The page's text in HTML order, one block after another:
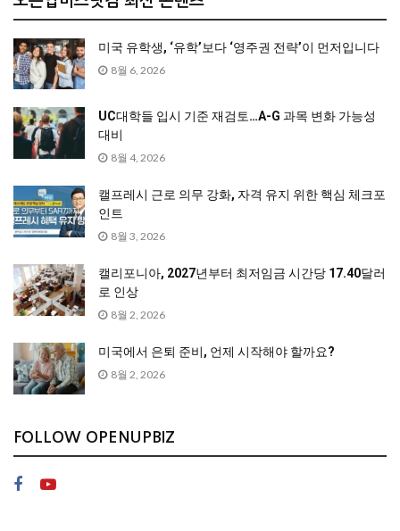
미국 유학생, ‘유학’보다 ‘영주권 전략’이 먼저입니다
8월 6, 2026
UC대학들 입시 기준 재검토…A-G 과목 변화 가능성
대비
8월 4, 2026
캘프레시 근로 의무 강화, 자격 유지 위한 핵심 체크포
인트
8월 3, 2026
캘리포니아, 2027년부터 최저임금 시간당 17.40달러
로 인상
8월 2, 2026
미국에서 은퇴 준비, 언제 시작해야 할까요?
8월 2, 2026
FOLLOW OPENUPBIZ